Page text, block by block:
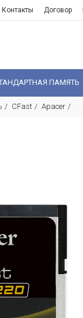
Контакты Договор
ПАМЯТЬ
CFast Apacer